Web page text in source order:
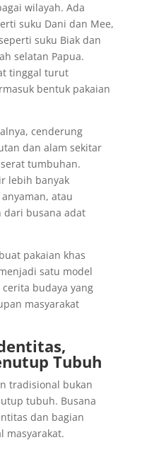
wilayah. Ada
suku Dani dan Mee,
suku Biak dan
selatan Papua.
tinggal turut
bentuk pakaian
cenderung
dan alam sekitar
tumbuhan.
lebih banyak
atau
dari busana adat
pakaian khas
satu model
budaya yang
masyarakat
Tubuh
tradisional bukan
tubuh. Busana
dan bagian
masyarakat.